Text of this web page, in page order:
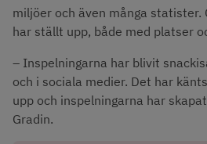
miljöer och även många statister.
har ställt upp, både med platser
– Inspelningarna har blivit
och i sociala medier. Det har
upp och inspelningarna har
Gradin.